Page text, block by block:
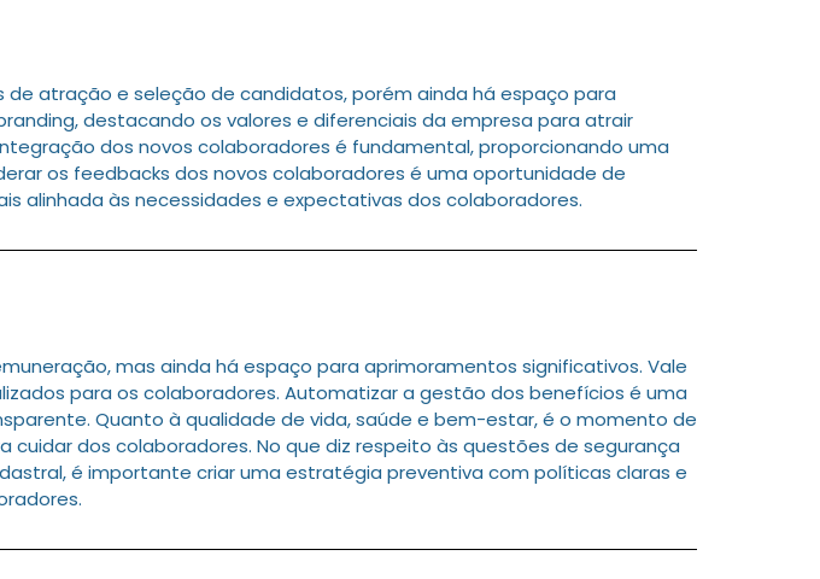
atração e seleção de candidatos, porém ainda há espaço para
destacando os valores e diferenciais da empresa para atrair
dos novos colaboradores é fundamental, proporcionando uma
os feedbacks dos novos colaboradores é uma oportunidade de
alinhada às necessidades e expectativas dos colaboradores.
mas ainda há espaço para aprimoramentos significativos. Vale
para os colaboradores. Automatizar a gestão dos benefícios é uma
Quanto à qualidade de vida, saúde e bem-estar, é o momento de
dos colaboradores. No que diz respeito às questões de segurança
é importante criar uma estratégia preventiva com políticas claras e